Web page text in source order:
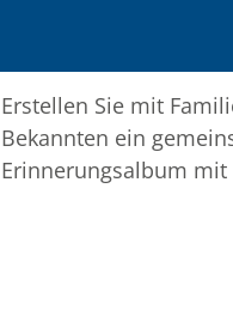
Erstellen Sie mit
Bekannten ein
Erinnerungsalbum mit